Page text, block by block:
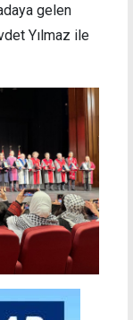
gelen
Yılmaz ile